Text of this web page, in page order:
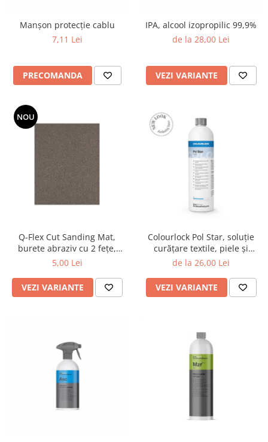
Manșon protecție cablu
7,11 Lei
PRECOMANDA
IPA, alcool izopropilic 99,9%
de la 28,00 Lei
VEZI VARIANTE
NOU
Q-Flex Cut Sanding Mat,
burete abraziv cu 2 fețe,
120x98x13mm
5,00 Lei
VEZI VARIANTE
Colourlock Pol Star, soluție
curățare textile, piele și
Alcantara
de la 26,00 Lei
VEZI VARIANTE